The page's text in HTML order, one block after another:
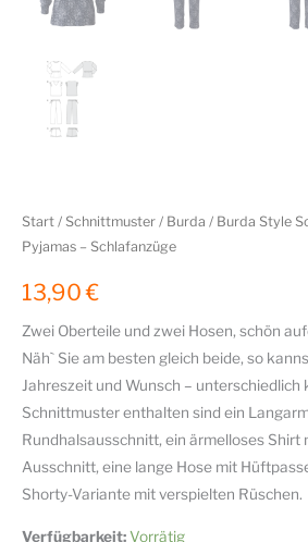
Start / Schnittmuster / Burda / Burda Style
Pyjamas – Schlafanzüge
13,90€
Zwei Oberteile und zwei Hosen, schön
Näh` Sie am besten gleich beide, so
Jahreszeit und Wunsch – unterschiedlich
Schnittmuster enthalten sind ein
Rundhalsausschnitt, ein ärmelloses Shirt
Ausschnitt, eine lange Hose mit
Shorty-Variante mit verspielten Rüschen.
Verfügbarkeit:Vorrätig